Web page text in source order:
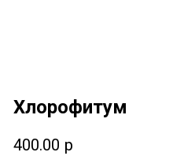
Хлорофитум
400.00 р